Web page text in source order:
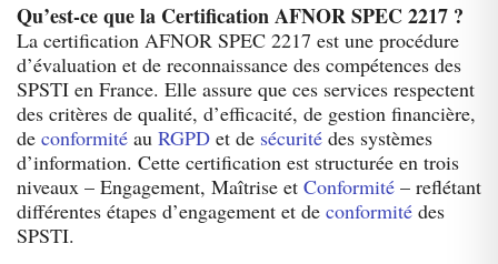
Qu’est-ce que la Certification AFNOR SPEC 2217 ?
La certification AFNOR SPEC 2217 est une procédure
d’évaluation et de reconnaissance des compétences des
SPSTI en France. Elle assure que ces services respectent
des critères de qualité, d’efficacité, de gestion financière,
de conformité au RGPD et de sécurité des systèmes
d’information. Cette certification est structurée en trois
niveaux – Engagement, Maîtrise et Conformité – reflétant
différentes étapes d’engagement et de conformité des
SPSTI.